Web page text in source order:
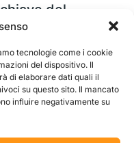
tecnologie come i cookie
del dispositivo. Il
di elaborare dati quali il
su questo sito. Il mancato
influire negativamente su
del
prodotto
una fase cruciale: la
di convalidare